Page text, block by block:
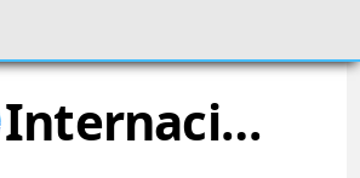
Internacional